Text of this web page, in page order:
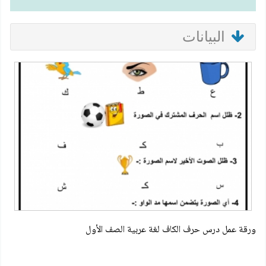
البيانات
ورقة عمل درس حرف الكاف لغة عربية الصف الأول